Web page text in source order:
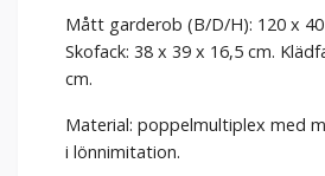
Mått garderob (B/D/H): 120 x
Skofack: 38 x 39 x 16,5 cm.
cm.
Material: poppelmultiplex med
i lönnimitation.